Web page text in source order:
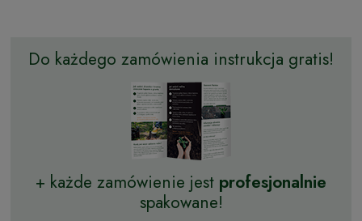
Do każdego zamówienia instrukcja gratis!
+ każde zamówienie jest profesjonalnie
spakowane!